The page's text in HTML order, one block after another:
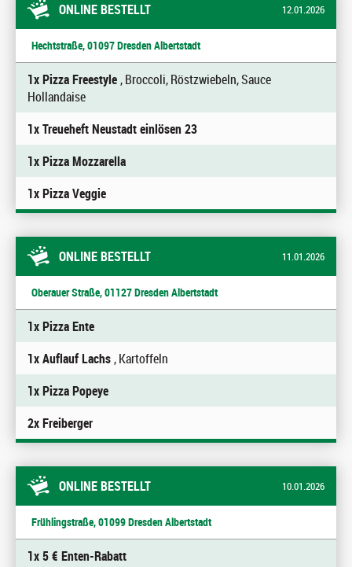
ONLINE BESTELLT 12.01.2026
Hechtstraße, 01097 Dresden Albertstadt
1x Pizza Freestyle, Broccoli, Röstzwiebeln, Sauce
Hollandaise
1x Treueheft Neustadt einlösen 23
1x Pizza Mozzarella
1x Pizza Veggie
ONLINE BESTELLT 11.01.2026
Oberauer Straße, 01127 Dresden Albertstadt
1x Pizza Ente
1x Auflauf Lachs, Kartoffeln
1x Pizza Popeye
2x Freiberger
ONLINE BESTELLT 10.01.2026
Frühlingstraße, 01099 Dresden Albertstadt
1x 5 € Enten-Rabatt